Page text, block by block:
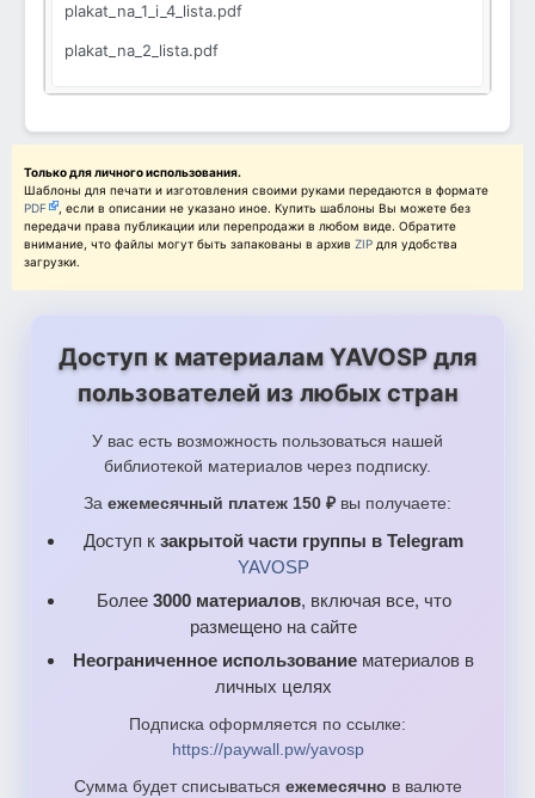
plakat_na_1_i_4_lista.pdf
plakat_na_2_lista.pdf
Только для личного использования.
Шаблоны для печати и изготовления своими руками передаются в формате
PDF
, если в описании не указано иное. Купить шаблоны Вы можете без
передачи права публикации или перепродажи в любом виде. Обратите
внимание, что файлы могут быть запакованы в архив ZIP для удобства
загрузки.
Доступ к материалам YAVOSP для
пользователей из любых стран
У вас есть возможность пользоваться нашей
библиотекой материалов через подписку.
За ежемесячный платеж 150 ₽ вы получаете:
Доступ к закрытой части группы в Telegram
YAVOSP
Более 3000 материалов, включая все, что
размещено на сайте
Неограниченное использование материалов в
личных целях
Подписка оформляется по ссылке:
https://paywall.pw/yavosp
Сумма будет списываться ежемесячно в валюте